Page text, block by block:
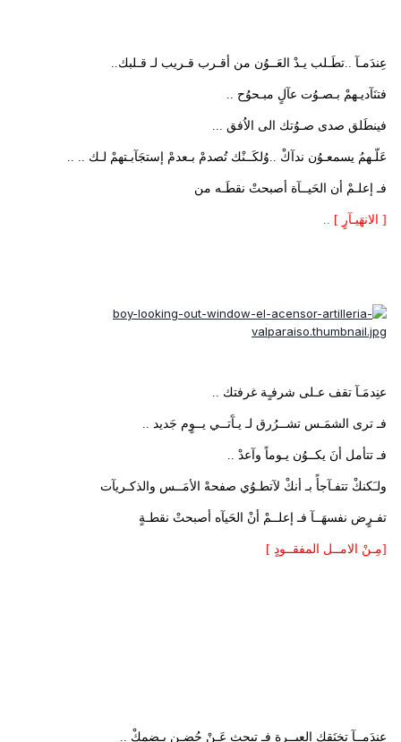
عِندَمـآ ..تطَـلب يـدْ العَــوُن من أقـرب قـريب لـ قـلبك..
فتنَآديـهمْ بـصـوُت عآلٍ مبـحوُح ..
فينطَلق صدى صـوُتك الى الاُفق ...
عَلّـهمُ يسمعـوُن ندآكْ ..وُلكَــنْك تُصدمْ بـعدمْ إستجَآبـتهمْ لـك .. ..
فـ إعلـمْ أن الحَيــآة أصبحتْ نقطَـه من
[ الانهَيـآرٍ ] ..
عنِدمَـآ تقف عـلى شرفـٍة غرفتك ..
فـ ترى الشمَـس تشــرُرق لـ يـآَتــي يــوٍم جَديد ..
فـ تتأمل أنَ يكــوُن يـوماً وآعدْ ..
ولـَكنكْ تتفـآجأً بـ أنكْ لآتطـوُي صفحهْ الأمَــس والذكـريآت
تفـرٍض نفسهَــآ فـ إعلــمْ أنْ الحَيآه أصبحتْ نقطـةٍ
[مِـنْ الامــل المفقــودٍ ]
عِندَمــآ تخنَقك العبــرٍة فـ تبحث عَـنْ حُضـنٍ يـضمكْ ..